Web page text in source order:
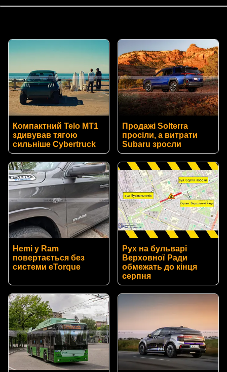
Компактний Telo MT1
здивував тягою
сильніше Cybertruck
Продажі Solterra
просіли, а витрати
Subaru зросли
Hemi у Ram
повертається без
системи eTorque
Рух на бульварі
Верховної Ради
обмежать до кінця
серпня